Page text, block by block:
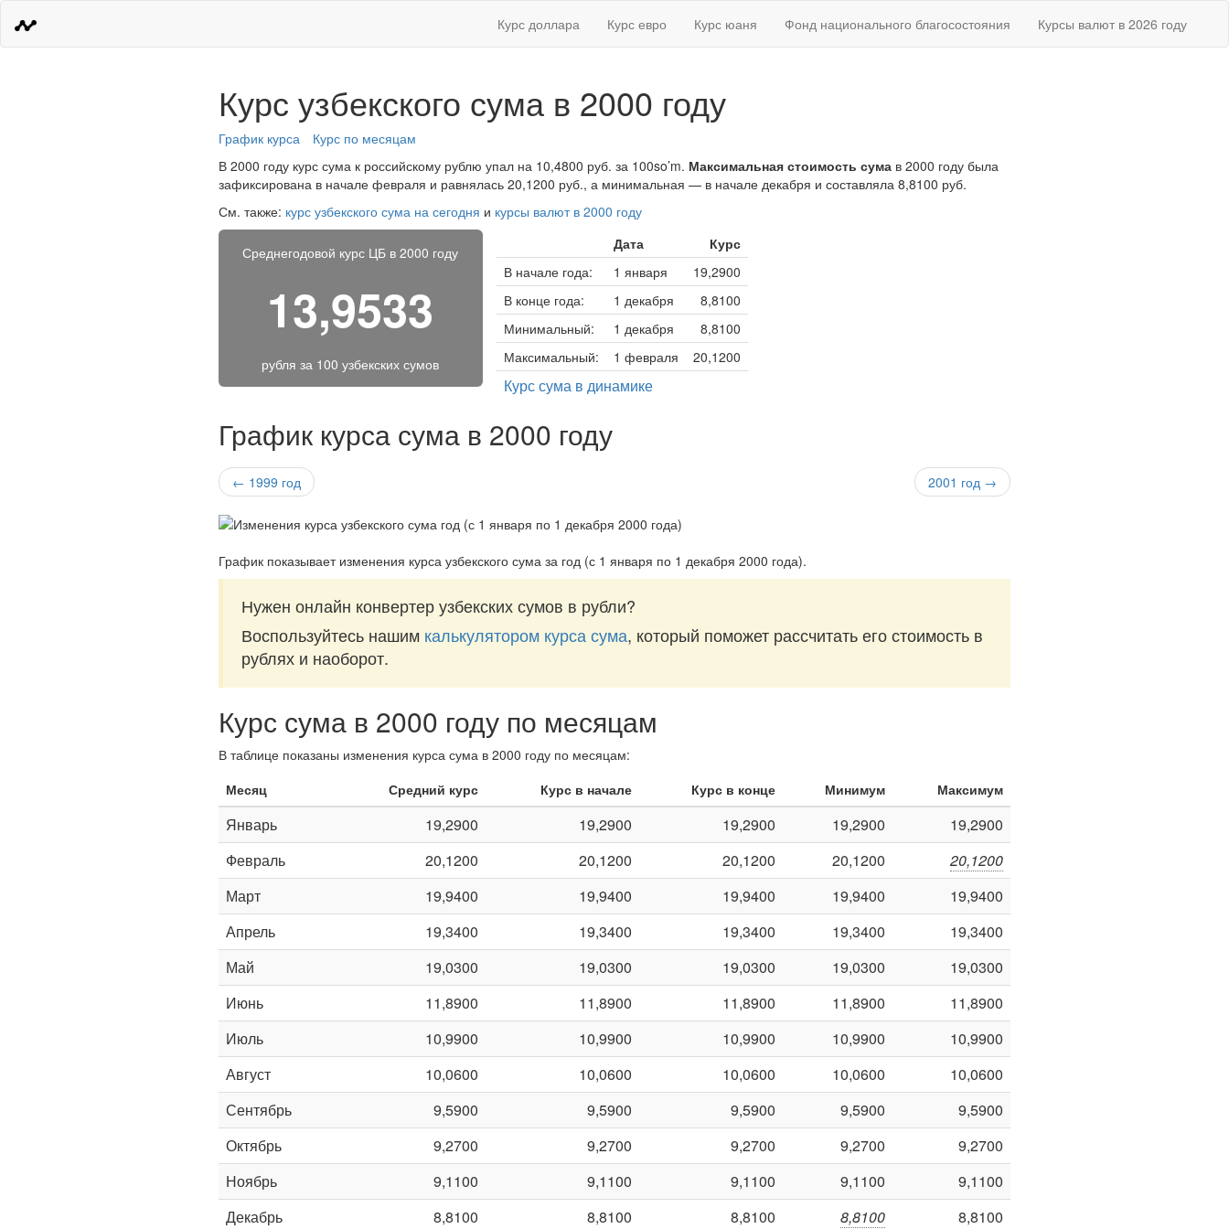
Курс доллара Курс евро Курс юаня Фонд национального благосостояния Курсы валют в 2026 году
Курс узбекского сума в 2000 году
График курса
Курс по месяцам
В 2000 году курс сума к российскому рублю упал на 10,4800 руб. за 100so’m. Максимальная стоимость сума в 2000 году была
зафиксирована в начале февраля и равнялась 20,1200 руб., а минимальная — в начале декабря и составляла 8,8100 руб.
См. также: курс узбекского сума на сегодня и курсы валют в 2000 году
Среднегодовой курс ЦБ в 2000 году
13,9533
рубля за 100 узбекских сумов
Дата
Курс
В начале года:
1 января
19,2900
В конце года:
1 декабря
8,8100
Минимальный:
1 декабря
8,8100
Максимальный:
1 февраля 20,1200
Курс сума в динамике
График курса сума в 2000 году
← 1999 год 2001 год →
График показывает изменения курса узбекского сума за год (с 1 января по 1 декабря 2000 года).
Нужен онлайн конвертер узбекских сумов в рубли?
Воспользуйтесь нашим калькулятором курса сума, который поможет рассчитать его стоимость в
рублях и наоборот.
Курс сума в 2000 году по месяцам
В таблице показаны изменения курса сума в 2000 году по месяцам:
Месяц
Средний курс Курс в начале Курс в конце Минимум Максимум
Январь 19,2900 19,2900 19,2900 19,2900
19,2900
Февраль
20,1200 20,1200 20,1200 20,1200
20,1200
Март
19,9400 19,9400 19,9400 19,9400
19,9400
Апрель
19,3400 19,3400 19,3400 19,3400
19,3400
Май
19,0300 19,0300 19,0300 19,0300
19,0300
Июнь
11,8900 11,8900 11,8900 11,8900
11,8900
Июль
10,9900 10,9900 10,9900 10,9900
10,9900
Август
10,0600 10,0600 10,0600 10,0600
10,0600
Сентябрь
9,5900 9,5900 9,5900 9,5900
9,5900
Октябрь
9,2700 9,2700 9,2700 9,2700
9,2700
Ноябрь
9,1100 9,1100 9,1100 9,1100
9,1100
Декабрь
8,8100 8,8100 8,8100 8,8100 8,8100